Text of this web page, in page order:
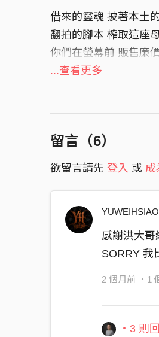
聆聽全曲懇請移駕
借來的靈魂 披著本土
翻拍的腳本 榨取這座
你們在螢幕前 販售廉
卻在海峽另一頭 忙著蹂
拿著納稅人的稅金 蓋
再轉身 跪向 權威的 宮
卑躬屈膝 收起 真誠的
將同志的靈魂 抹平成
七億五千萬的眼淚 兌
背叛了 曾為你 哭泣的
只為了 在威權的 劇院
賣掉名字 賣掉歷史
...查看更多
留言（6）
欲留言請先 登入 或 成
YUWEIHSIAO
感謝洪大
SORRY 我
2 個月前 ・1
・3 則